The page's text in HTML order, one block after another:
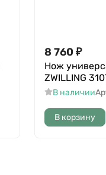
8 760 ₽
Нож
ZWILLING
В наличии
В корзину